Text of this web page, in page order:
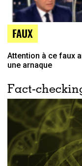
FAUX
Attention à ce faux
une arnaque
Fact-